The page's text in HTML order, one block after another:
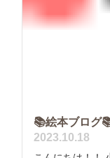
📚絵本ブログ
2023.10.18